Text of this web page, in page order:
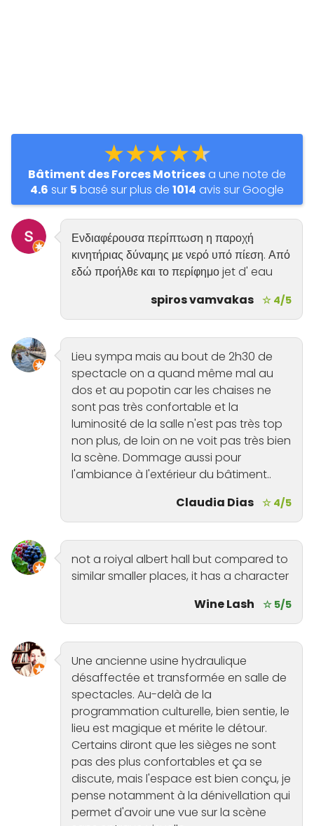
★★★★★
Bâtiment des Forces Motricesa une note de
4.6 sur 5 basé sur plus de 1014 avis sur Google
Ενδιαφέρουσα περίπτωση η παροχή
κινητήριας δύναμης με νερό υπό πίεση. Από
εδώ προήλθε και το περίφημο jet d' eau
spiros vamvakas ☆ 4/5
Lieu sympa mais au bout de 2h30 de
spectacle on a quand même mal au
dos et au popotin car les chaises ne
sont pas très confortable et la
luminosité de la salle n'est pas très top
non plus, de loin on ne voit pas très bien
la scène. Dommage aussi pour
l'ambiance à l'extérieur du bâtiment..
Claudia Dias ☆ 4/5
not a roiyal albert hall but compared to
similar smaller places, it has a character
Wine Lash
☆ 5/5
Une ancienne usine hydraulique
désaffectée et transformée en salle de
spectacles. Au-delà de la
programmation culturelle, bien sentie, le
lieu est magique et mérite le détour.
Certains diront que les sièges ne sont
pas des plus confortables et ça se
discute, mais l'espace est bien conçu, je
pense notamment à la dénivellation qui
permet d'avoir une vue sur la scène